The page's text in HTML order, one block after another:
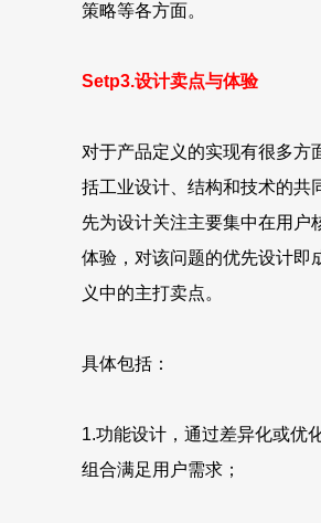
策略等各方面。
Setp3.设计卖点与体验
对于产品定义的实现有很多方
括工业设计、结构和技术的共
先为设计关注主要集中在用户
体验，对该问题的优先设计即
义中的主打卖点。
具体包括：
1.功能设计，通过差异化或优
组合满足用户需求；